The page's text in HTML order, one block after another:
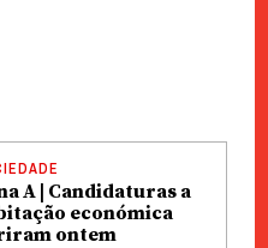
A | Candidaturas a
económica
ontem